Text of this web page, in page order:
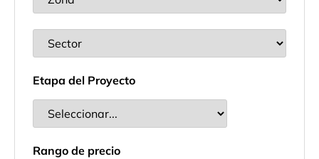
Etapa del Proyecto
Rango de precio